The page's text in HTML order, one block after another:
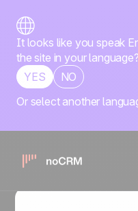
It looks like you speak
the site in your language?
YES
NO
Or select another